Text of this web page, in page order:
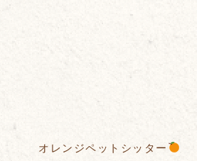
オレンジペットシッター